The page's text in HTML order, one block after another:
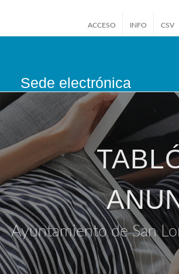
ACCESO INFO CSV
Sede electrónica
San Lorenzo
Escorial
Ayuntamiento de San